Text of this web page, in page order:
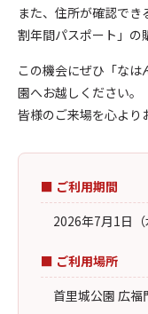
また、住所が確認で
割年間パスポート」の
この機会にぜひ「なは
園へお越しください。
皆様のご来場を心より
■ ご利用期間
2026年7月1日（
■ ご利用場所
首里城公園 広福